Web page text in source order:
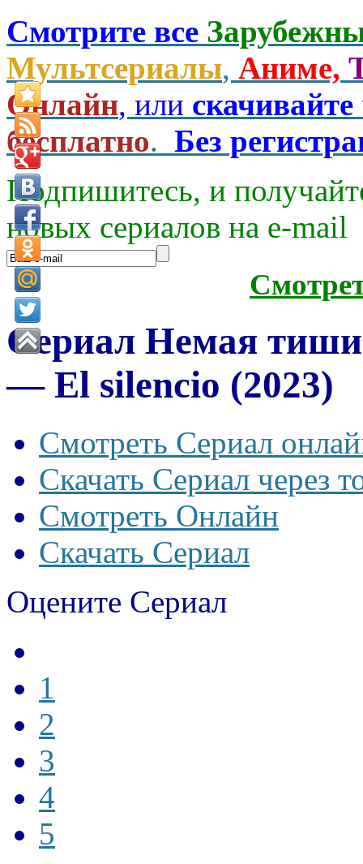
Смотрите все
Мультсериалы, Аниме,
Онлайн, или скачивайте
бесплатно. Без
Подпишитесь, и
новых сериалов на e-mаil
Сериал Немая
— El silencio (2023)
Смотреть Сериал
Скачать Сериал через
Смотреть Онлайн
Скачать Сериал
Оцените Сериал
1
2
3
4
5